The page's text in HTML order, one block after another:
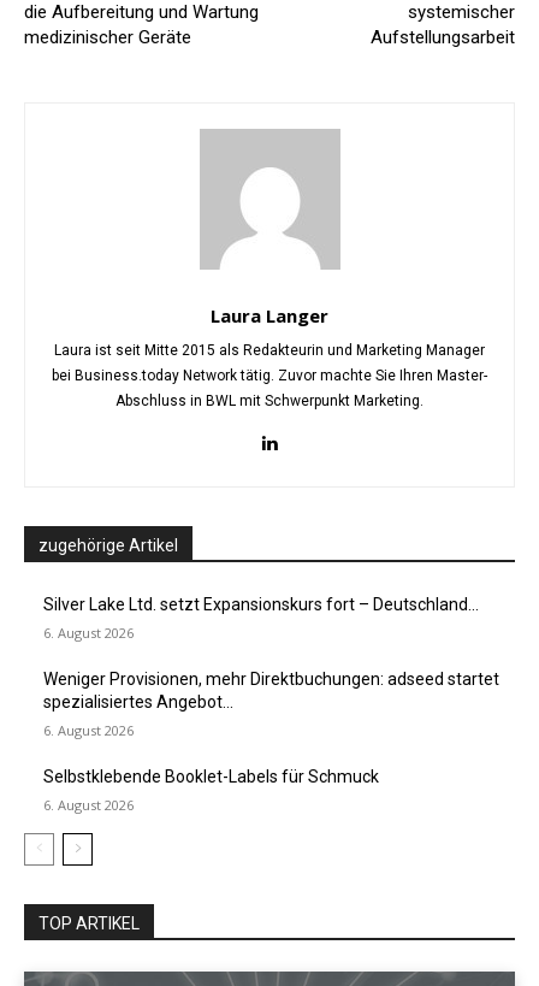
die Aufbereitung und Wartung
medizinischer Geräte
systemischer
Aufstellungsarbeit
Laura Langer
Laura ist seit Mitte 2015 als Redakteurin und Marketing Manager
bei Business.today Network tätig. Zuvor machte Sie Ihren Master-
Abschluss in BWL mit Schwerpunkt Marketing.
zugehörige Artikel
Silver Lake Ltd. setzt Expansionskurs fort – Deutschland...
6. August 2026
Weniger Provisionen, mehr Direktbuchungen: adseed startet
spezialisiertes Angebot...
6. August 2026
Selbstklebende Booklet-Labels für Schmuck
6. August 2026
TOP ARTIKEL